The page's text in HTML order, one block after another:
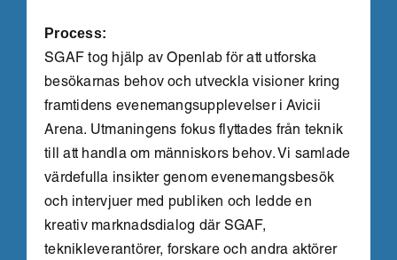
Process:
SGAF tog hjälp av Openlab för att utforska
besökarnas behov och utveckla visioner kring
framtidens evenemangsupplevelser i Avicii
Arena. Utmaningens fokus flyttades från teknik
till att handla om människors behov. Vi samlade
värdefulla insikter genom evenemangsbesök
och intervjuer med publiken och ledde en
kreativ marknadsdialog där SGAF,
teknikleverantörer, forskare och andra aktörer